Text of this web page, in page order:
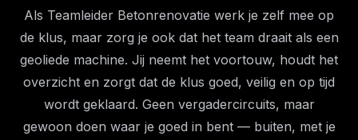
Als Teamleider Betonrenovatie werk je zelf mee op
de klus, maar zorg je ook dat het team draait als een
geoliede machine. Jij neemt het voortouw, houdt het
overzicht en zorgt dat de klus goed, veilig en op tijd
wordt geklaard. Geen vergadercircuits, maar
gewoon doen waar je goed in bent — buiten, met je